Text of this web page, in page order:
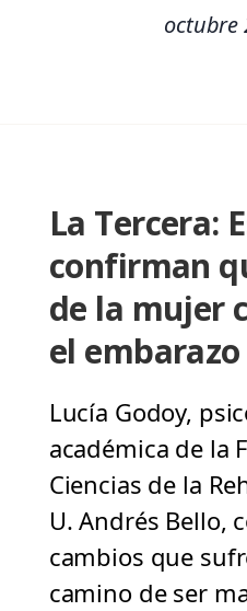
octubre
La Tercera:
confirman
de la mujer
el embarazo
Lucía Godoy,
académica de la
Ciencias de la
U. Andrés Bello,
cambios que
camino de ser